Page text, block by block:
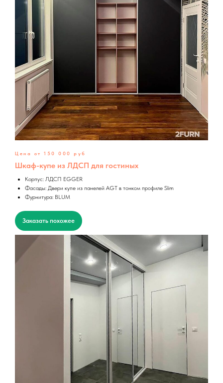
Цена от 150 000 руб
Шкаф-купе из ЛДСП для гостиных
Корпус: ЛДСП EGGER
Фасады: Двери купе из панелей AGT в тонком профиле Slim
Фурнитура: BLUM
Заказать похожее